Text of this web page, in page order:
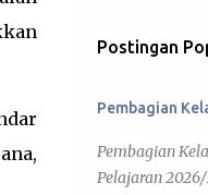
Postingan
Pembagian
Pembagian
Pelajaran